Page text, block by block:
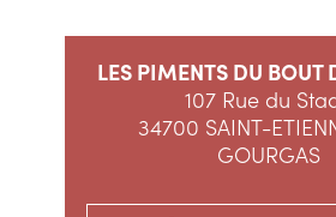
LES PIMENTS DU BOUT
107 Rue du
34700 SAINT-
GOURGAS